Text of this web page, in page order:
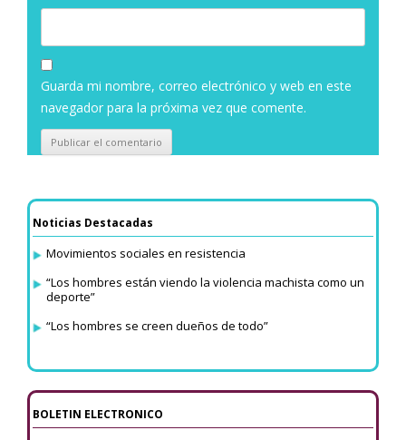
Guarda mi nombre, correo electrónico y web en este
navegador para la próxima vez que comente.
Noticias Destacadas
Movimientos sociales en resistencia
“Los hombres están viendo la violencia machista como un
deporte”
“Los hombres se creen dueños de todo”
BOLETIN ELECTRONICO